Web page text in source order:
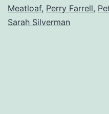
Meatloaf, Perry Farrell,
Sarah Silverman